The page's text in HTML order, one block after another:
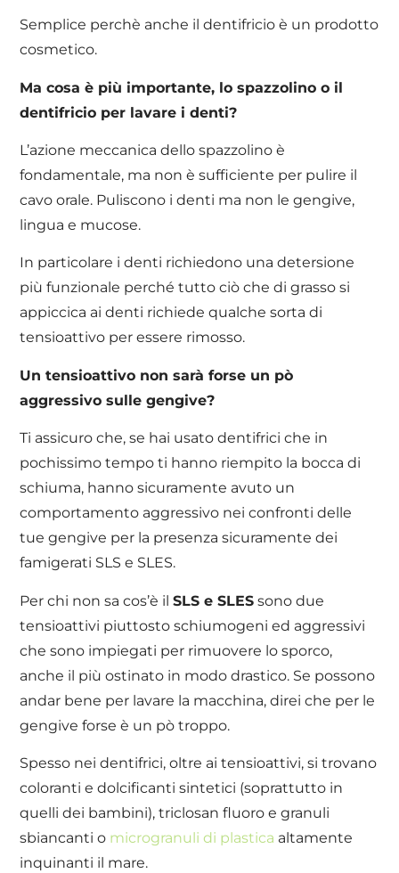
Semplice perchè anche il dentifricio è un prodotto
cosmetico.
Ma cosa è più importante, lo spazzolino o il
dentifricio per lavare i denti?
L’azione meccanica dello spazzolino è
fondamentale, ma non è sufficiente per pulire il
cavo orale. Puliscono i denti ma non le gengive,
lingua e mucose.
In particolare i denti richiedono una detersione
più funzionale perché tutto ciò che di grasso si
appiccica ai denti richiede qualche sorta di
tensioattivo per essere rimosso.
Un tensioattivo non sarà forse un pò
aggressivo sulle gengive?
Ti assicuro che, se hai usato dentifrici che in
pochissimo tempo ti hanno riempito la bocca di
schiuma, hanno sicuramente avuto un
comportamento aggressivo nei confronti delle
tue gengive per la presenza sicuramente dei
famigerati SLS e SLES.
Per chi non sa cos’è ilSLS e SLES sono due
tensioattivi piuttosto schiumogeni ed aggressivi
che sono impiegati per rimuovere lo sporco,
anche il più ostinato in modo drastico. Se possono
andar bene per lavare la macchina, direi che per le
gengive forse è un pò troppo.
Spesso nei dentifrici, oltre ai tensioattivi, si trovano
coloranti e dolcificanti sintetici (soprattutto in
quelli dei bambini), triclosan fluoro e granuli
sbiancanti o microgranuli di plastica altamente
inquinanti il mare.